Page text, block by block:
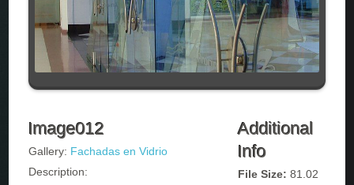
Image012
Gallery: Fachadas en Vidrio
Description:
Additional
Info
File Size:81.02